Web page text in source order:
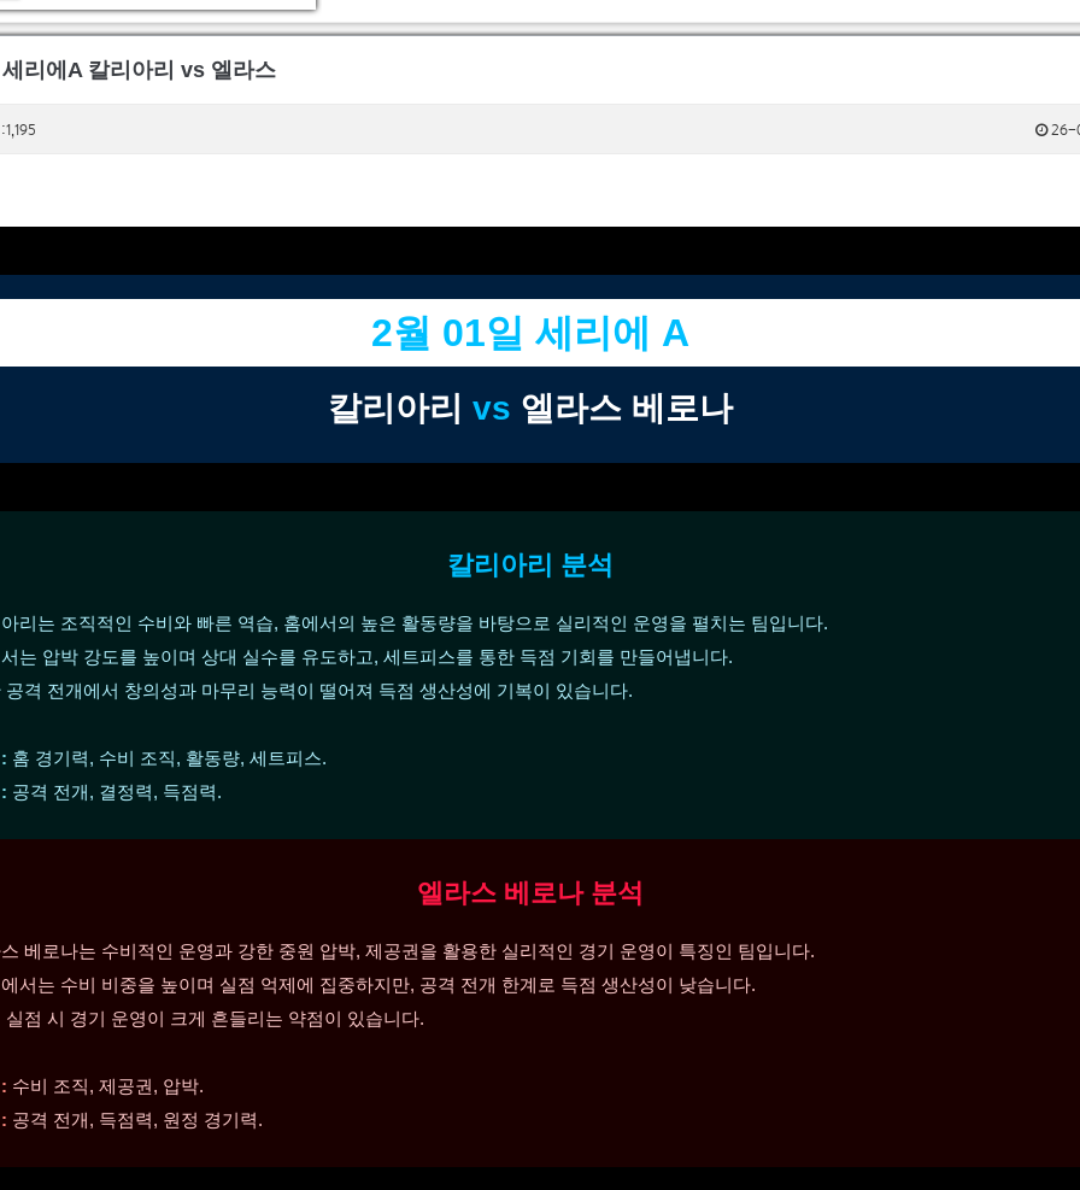
리에A 칼리아리 vs 엘라스
26-
2월 01일 세리에 A
칼리아리 vs 엘라스 베로나
칼리아리 분석
리는 조직적인 수비와 빠른 역습, 홈에서의 높은 활동량을 바탕으로 실리적인 운영을 펼치는 팀입니다.
는 압박 강도를 높이며 상대 실수를 유도하고, 세트피스를 통한 득점 기회를 만들어냅니다.
공격 전개에서 창의성과 마무리 능력이 떨어져 득점 생산성에 기복이 있습니다.
홈 경기력, 수비 조직, 활동량, 세트피스.
공격 전개, 결정력, 득점력.
엘라스 베로나 분석
베로나는 수비적인 운영과 강한 중원 압박, 제공권을 활용한 실리적인 경기 운영이 특징인 팀입니다.
서는 수비 비중을 높이며 실점 억제에 집중하지만, 공격 전개 한계로 득점 생산성이 낮습니다.
실점 시 경기 운영이 크게 흔들리는 약점이 있습니다.
수비 조직, 제공권, 압박.
공격 전개, 득점력, 원정 경기력.